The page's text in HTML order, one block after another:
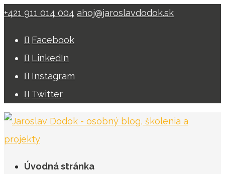
+421 911 014 004 ahoj@jaroslavdodok.sk
Facebook
LinkedIn
Instagram
Twitter
Úvodná stránka